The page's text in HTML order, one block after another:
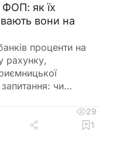
як їх
вони на
проценти на
рахунку,
чи
з них
29
1